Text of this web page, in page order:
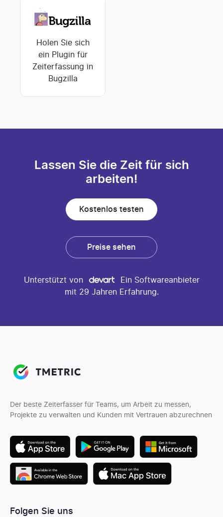
Holen Sie sich
ein Plugin für
Zeiterfassung in
Bugzilla
Lassen Sie die Zeit für sich
arbeiten!
Kostenlos testen
Preise sehen
Unterstützt von
Ein Softwareanbieter
mit 29 Jahren Erfahrung.
Der beste Zeiterfasser für Teams, um Arbeit zu messen,
Projekte zu verwalten und Kunden mit Vertrauen abzurechnen
Folgen Sie uns